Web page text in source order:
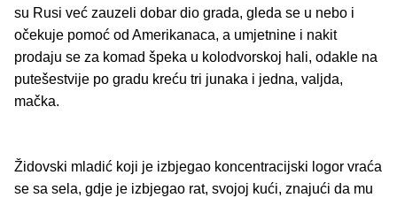
su Rusi već zauzeli dobar dio grada, gleda se u nebo i
očekuje pomoć od Amerikanaca, a umjetnine i nakit
prodaju se za komad špeka u kolodvorskoj hali, odakle na
putešestvije po gradu kreću tri junaka i jedna, valjda,
mačka.
Židovski mladić koji je izbjegao koncentracijski logor vraća
se sa sela, gdje je izbjegao rat, svojoj kući, znajući da mu